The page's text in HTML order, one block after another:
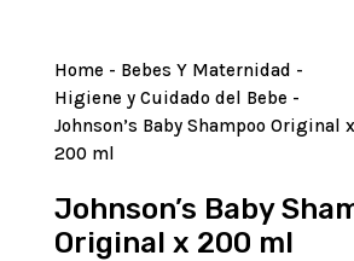
Home - Bebes Y Maternidad -
Higiene y Cuidado del Bebe -
Johnson’s Baby Shampoo Original x
200 ml
Johnson’s Baby
Original x 200 ml